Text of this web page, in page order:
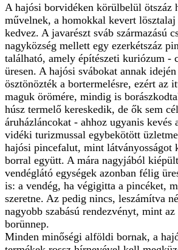
A hajósi borvidéken körülbelül ötszáz
művelnek, a homokkal kevert
kedvez. A javarészt sváb származású
nagyközség mellett egy ezerkétszáz
található, amely építészeti kuriózum -
üresen. A hajósi svábokat annak
ösztönözték a bortermelésre, ezért az
maguk örömére, mindig is
húsz termelő kereskedik, de ők sem
áruházláncokat - ahhoz ugyanis kevés
vidéki turizmussal egybekötött
hajósi pincefalut, mint látványosságot
borral együtt. A mára nagyjából
vendéglátó egységek azonban félig
is: a vendég, ha végigitta a pincéket,
szeretne. Az pedig nincs, leszámítva
nagyobb szabású rendezvényt, mint
borünnep.
Minden minőségi alföldi bornak, a